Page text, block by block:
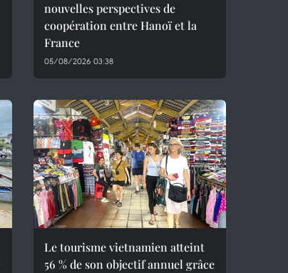
nouvelles perspectives de
coopération entre Hanoï et la
France
05/08/2026 03:38
Le tourisme vietnamien atteint
56 % de son objectif annuel grâce